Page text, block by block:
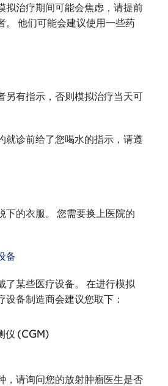
拟治疗期间可能会焦虑，请提前
。 他们可能会建议使用一些药
另有指示，否则模拟治疗当天可
就诊前给了您喝水的指示，请遵
下的衣服。 您需要换上医院的
备
了某些医疗设备。 在进行模拟
设备制造商会建议您取下：
仪 (CGM)
，请询问您的放射肿瘤医生是否